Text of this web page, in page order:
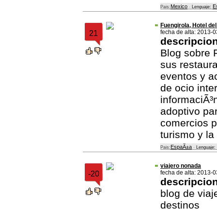
Pais: Mexico - Lenguaje:
21
Fuengirola, Hotel
fecha de alta: 2013-
Blog sobre
sus
eventos y
de ocio
adoptivo
comercios
turismo y
Pais: EspaÃ±a - Lenguaje:
-20
viajero nonada
fecha de alta: 2013-
blog de
destinos